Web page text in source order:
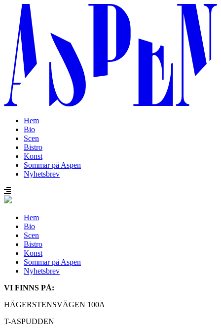
Hem
Bio
Scen
Bistro
Konst
Sommar på Aspen
Nyhetsbrev
Hem
Bio
Scen
Bistro
Konst
Sommar på Aspen
Nyhetsbrev
VI FINNS PÅ:
HÄGERSTENSVÄGEN 100A
T-ASPUDDEN